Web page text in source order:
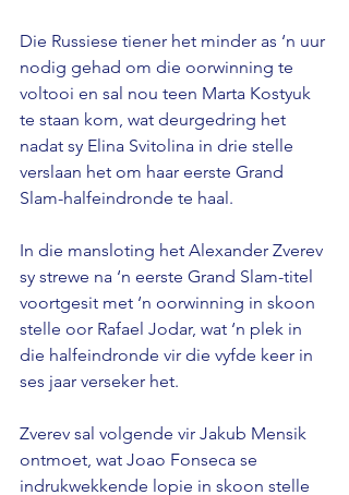
Die Russiese tiener het minder as ‘n uur
nodig gehad om die oorwinning te
voltooi en sal nou teen Marta Kostyuk
te staan ​​kom, wat deurgedring het
nadat sy Elina Svitolina in drie stelle
verslaan het om haar eerste Grand
Slam-halfeindronde te haal.
In die mansloting het Alexander Zverev
sy strewe na ‘n eerste Grand Slam-titel
voortgesit met ‘n oorwinning in skoon
stelle oor Rafael Jodar, wat ‘n plek in
die halfeindronde vir die vyfde keer in
ses jaar verseker het.
Zverev sal volgende vir Jakub Mensik
ontmoet, wat Joao Fonseca se
indrukwekkende lopie in skoon stelle